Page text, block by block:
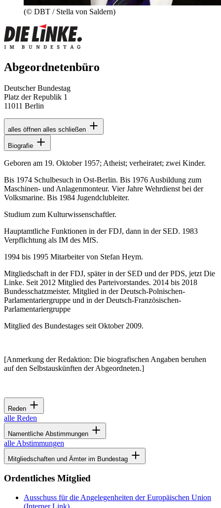
(© DBT / Stella von Saldern)
Abgeordnetenbüro
Deutscher Bundestag
Platz der Republik 1
11011 Berlin
alles öffnen alles schließen
Biografie
Geboren am 19. Oktober 1957; Atheist; verheiratet; zwei Kinder.
Bis 1974 Schulbesuch in Ost-Berlin. Bis 1976 Ausbildung zum
Maschinen- und Anlagenmonteur. Vier Jahre Wehrdienst bei der
Volksmarine. Bis 1984 Jugendclubleiter.
Studium zum Kulturwissenschaftler.
Hauptamtliche Funktionen in der FDJ, dann in der SED. 1983
Verpflichtung als IM des MfS.
1994 bis 1995 Mitarbeiter von Stefan Heym.
Mitgliedschaft in der FDJ, später in der SED und der PDS, jetzt Die
Linke. Seit 2012 Mitglied des Parteivorstandes. 2014 bis 2018
Bundesschatzmeister. Mitglied in der Deutsch-Polnischen-
Parlamentariergruppe und in der Deutsch-Französischen-
Parlamentariergruppe
Mitglied des Bundestages seit Oktober 2009.
[Anmerkung der Redaktion: Die biografischen Angaben beruhen
auf den Selbstauskünften der Abgeordneten.]
Reden
alle Reden
Namentliche Abstimmungen
alle Abstimmungen
Mitgliedschaften und Ämter im Bundestag
Ordentliches Mitglied
Ausschuss für die Angelegenheiten der Europäischen Union
(Interner Link)